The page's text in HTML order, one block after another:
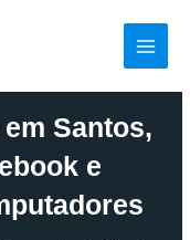
Santos,
e